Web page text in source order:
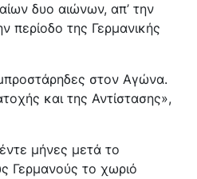
δυο αιώνων, απ’ την
περίοδο της Γερμανικής
στον Αγώνα.
και της Αντίστασης»,
μήνες μετά το
Γερμανούς το χωριό